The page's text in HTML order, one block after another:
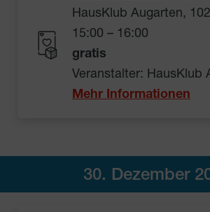
HausKlub Augarten,
15:00 – 16:00
gratis
Veranstalter: HausKlub
Mehr Informationen
30. Dezember